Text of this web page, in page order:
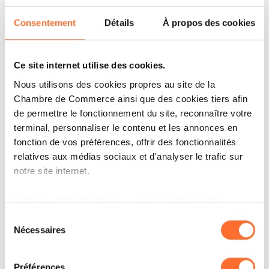
Consentement Détails À propos des cookies
Ce site internet utilise des cookies.
Nous utilisons des cookies propres au site de la
Chambre de Commerce ainsi que des cookies tiers afin
de permettre le fonctionnement du site, reconnaître votre
terminal, personnaliser le contenu et les annonces en
fonction de vos préférences, offrir des fonctionnalités
relatives aux médias sociaux et d'analyser le trafic sur
notre site internet.
Grâce au présent bandeau, vous pouvez accepter,
à l’exception des cookies strictement nécessaires au
fonctionnement du site. Une description des différents
cookies est accessible sous l’onglet « Détails » ci-
Nécessaires
l’application dès le premier jour, et a
immédiatement rencontré un vif succès dans la
région.
ARTICLES ASSOCIÉS